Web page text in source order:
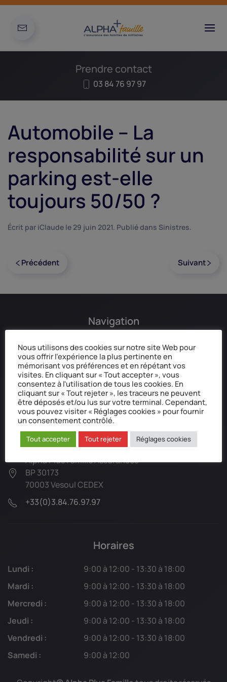
Prendre contact
03 84 76 97 97
Automobile – La
responsabilité sur un
parking est-elle
toujours 50/50 ?
Écrit par iClaude le 29 juin 2021. Publié dans Sinistres.
Précédent Suivant
Navigation
Accueil
Qui sommes-nous ?
Mentions légales
Données personnelles
Réclamation / Médiation
Coordonnées postale
Alpha Plus Famille Assurances
BP 30173
70003 Vesoul CEDEX
+33(0)3.84.76.97.97
Horaires
Lundi :
9:00 à 12:00 - 13:30 à 18:00
Mardi :
9:00 à 12:00 - 13:30 à 18:00
Mercredi :
9:00 à 12:00 - 13:30 à 18:00
Jeudi :
9:00 à 12:00 - 13:30 à 18:00
Vendredi :
9:00 à 12:00 - 13:30 à 18:00
Samedi :
9:00 à 12:00
Nous utilisons des cookies sur notre site Web pour
vous offrir l'expérience la plus pertinente en
mémorisant vos préférences et en répétant vos
visites. En cliquant sur « Tout accepter », vous
consentez à l'utilisation de tous les cookies. En
cliquant sur « Tout rejeter », les traceurs ne peuvent
être déposés et/ou lus sur votre terminal. Cependant,
vous pouvez visiter « Réglages cookies » pour fournir
un consentement contrôlé.
Tout accepter Tout rejeter Réglages cookies